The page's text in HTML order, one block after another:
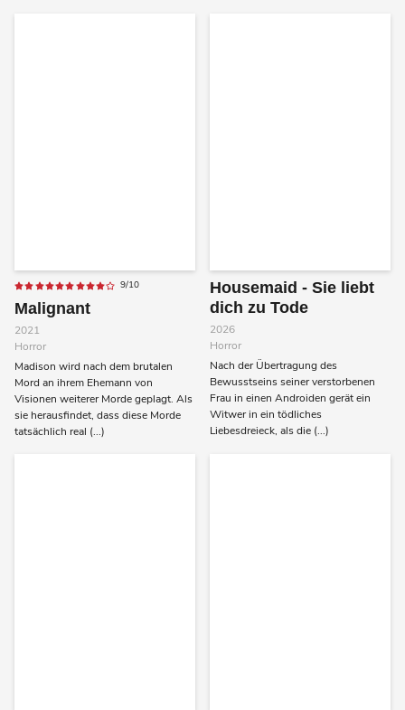
9/10
Malignant
2021
Horror
Madison wird nach dem brutalen
Mord an ihrem Ehemann von
Visionen weiterer Morde geplagt. Als
sie herausfindet, dass diese Morde
tatsächlich real (...)
Housemaid - Sie liebt
dich zu Tode
2026
Horror
Nach der Übertragung des
Bewusstseins seiner verstorbenen
Frau in einen Androiden gerät ein
Witwer in ein tödliches
Liebesdreieck, als die (...)